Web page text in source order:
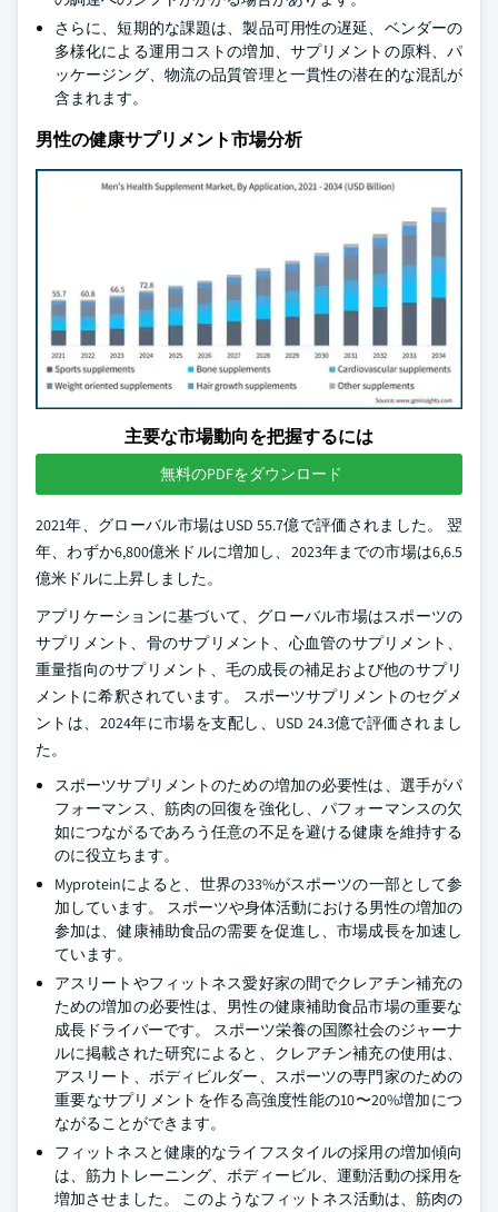
さらに、短期的な課題は、製品可用性の遅延、ベンダーの
多様化による運用コストの増加、サプリメントの原料、パ
ッケージング、物流の品質管理と一貫性の潜在的な混乱が
含まれます。
男性の健康サプリメント市場分析
主要な市場動向を把握するには
無料のPDFをダウンロード
2021年、グローバル市場はUSD 55.7億で評価されました。 翌
年、わずか6,800億米ドルに増加し、2023年までの市場は6,6.5
億米ドルに上昇しました。
アプリケーションに基づいて、グローバル市場はスポーツの
サプリメント、骨のサプリメント、心血管のサプリメント、
重量指向のサプリメント、毛の成長の補足および他のサプリ
メントに希釈されています。 スポーツサプリメントのセグメ
ントは、2024年に市場を支配し、USD 24.3億で評価されまし
た。
スポーツサプリメントのための増加の必要性は、選手がパ
フォーマンス、筋肉の回復を強化し、パフォーマンスの欠
如につながるであろう任意の不足を避ける健康を維持する
のに役立ちます。
Myproteinによると、世界の33%がスポーツの一部として参
加しています。 スポーツや身体活動における男性の増加の
参加は、健康補助食品の需要を促進し、市場成長を加速し
ています。
アスリートやフィットネス愛好家の間でクレアチン補充の
ための増加の必要性は、男性の健康補助食品市場の重要な
成長ドライバーです。 スポーツ栄養の国際社会のジャーナ
ルに掲載された研究によると、クレアチン補充の使用は、
アスリート、ボディビルダー、スポーツの専門家のための
重要なサプリメントを作る高強度性能の10〜20%増加につ
ながることができます。
フィットネスと健康的なライフスタイルの採用の増加傾向
は、筋力トレーニング、ボディービル、運動活動の採用を
増加させました。 このようなフィットネス活動は、筋肉の